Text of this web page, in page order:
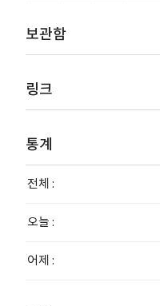
보관함
링크
통계
전체 :
오늘 :
어제 :